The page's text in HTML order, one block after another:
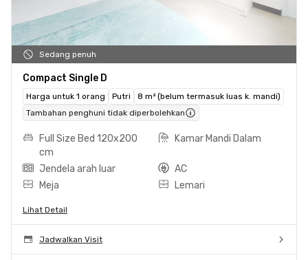
Sedang penuh
Compact Single D
Harga untuk 1 orang Putri
8 m² (belum termasuk luas k. mandi)
Tambahan penghuni tidak diperbolehkan
Full Size Bed 120x200
cm
Kamar Mandi Dalam
Jendela arah luar
AC
Meja
Lemari
Lihat Detail
Jadwalkan Visit